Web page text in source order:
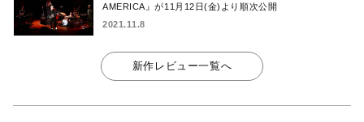
AMERICA』が11月12日(金)より順次公開
2021.11.8
新作レビュー一覧へ